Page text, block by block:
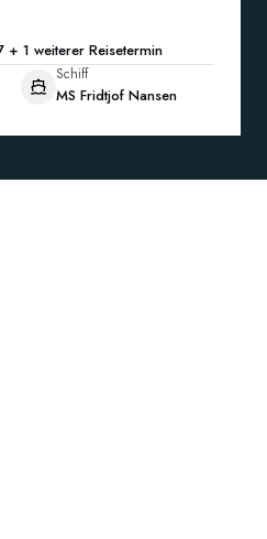
+ 1 weiterer Reisetermin
Schiff
MS Fridtjof Nansen